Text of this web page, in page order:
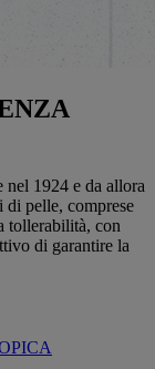
1924 e da allora
pelle, comprese
tollerabilità, con
di garantire la